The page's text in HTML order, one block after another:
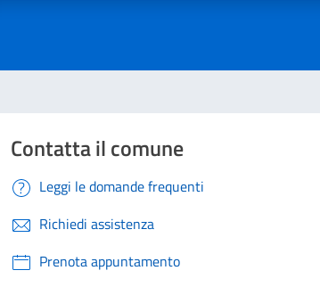
Contatta il comune
Leggi le domande frequenti
Richiedi assistenza
Prenota appuntamento